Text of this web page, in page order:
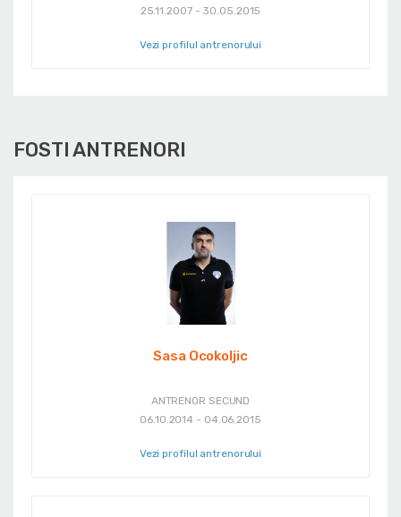
25.11.2007 - 30.05.2015
Vezi profilul antrenorului
FOSTI ANTRENORI
Sasa Ocokoljic
ANTRENOR SECUND
06.10.2014 - 04.06.2015
Vezi profilul antrenorului